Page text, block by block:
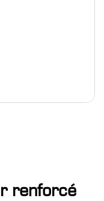
renforcé